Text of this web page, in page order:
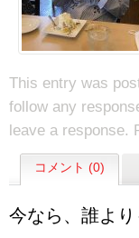
This entry was
follow any
leave a response.
コメント (0)
今なら、誰より